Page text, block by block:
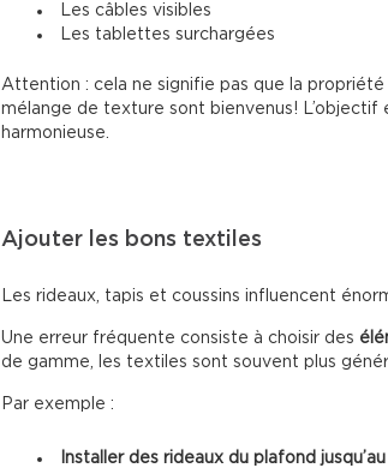
Les câbles visibles
Les tablettes surchargées
Attention : cela ne signifie pas que la
mélange de texture sont bienvenus!
harmonieuse.
Ajouter les bons textiles
Les rideaux, tapis et coussins influencent
Une erreur fréquente consiste à choisir des
de gamme, les textiles sont souvent plus
Par exemple :
Installer des rideaux du plafond jusqu’au